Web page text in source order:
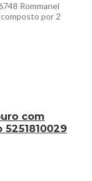
Rommanel
por 2
com